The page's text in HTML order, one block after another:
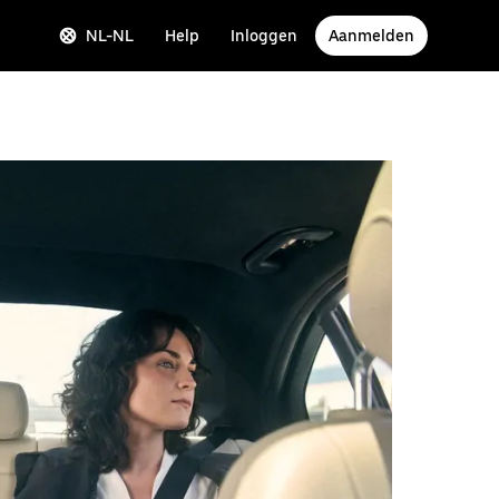
NL-NL Help Inloggen Aanmelden